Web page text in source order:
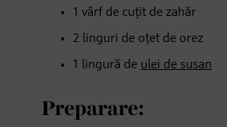
1 vârf de cuțit de zahăr
2 linguri de oțet de orez
1 lingură de ulei de susan
Preparare: